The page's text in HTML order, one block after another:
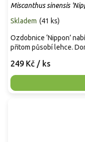
Miscanthus sinensis
Skladem (41 ks)
249 Kč / ks
Ozdobnice ‘Nippon’
přitom působí lehce.